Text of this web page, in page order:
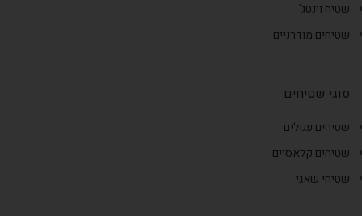
שטיח וינטג'
שטיחים מודרניים
סוגי שטיחים
שטיחים עגולים
שטיחים קלאסיים
שטיחי שאגי